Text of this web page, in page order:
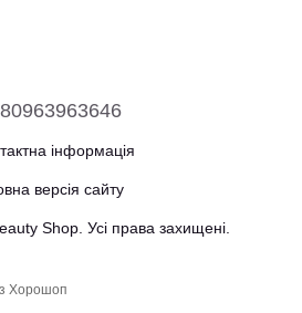
інформація
версія сайту
Shop. Усі права захищені.
з Хорошоп